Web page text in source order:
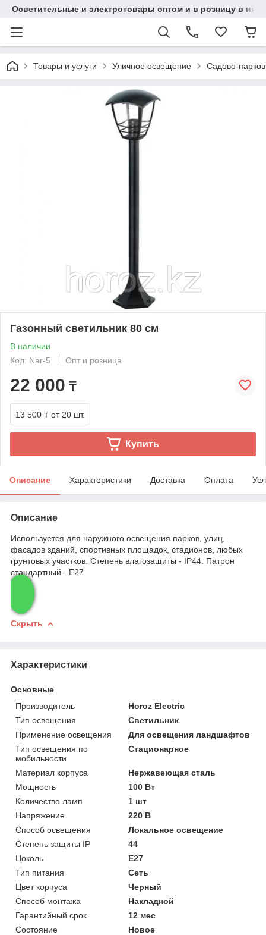
Осветительные и электротовары оптом и в розницу в
Товары и услуги Уличное освещение Садово-
Газонный светильник 80 cм
В наличии
Код: Nar-5
Опт и розница
22 000 ₸
13 500 ₸ от 20 шт.
Купить
Описание Характеристики Доставка Оплата
Описание
Используется для наружного освещения парков, улиц,
фасадов зданий, спортивных площадок, стадионов, любых
грунтовых участков. Cтепень влагозащиты - IP44. Патрон
стандартный - E27.
Скрыть
Характеристики
Основные
Производитель
Horoz Electric
Тип освещения
Светильник
Применение освещения
Для освещения ландшафтов
Тип освещения по
мобильности
Стационарное
Материал корпуса
Нержавеющая сталь
Мощность
100 Вт
Количество ламп
1 шт
Напряжение
220 В
Способ освещения
Локальное освещение
Степень защиты IP
44
Цоколь
E27
Тип питания
Сеть
Цвет корпуса
Черный
Способ монтажа
Накладной
Гарантийный срок
12 мес
Состояние
Новое